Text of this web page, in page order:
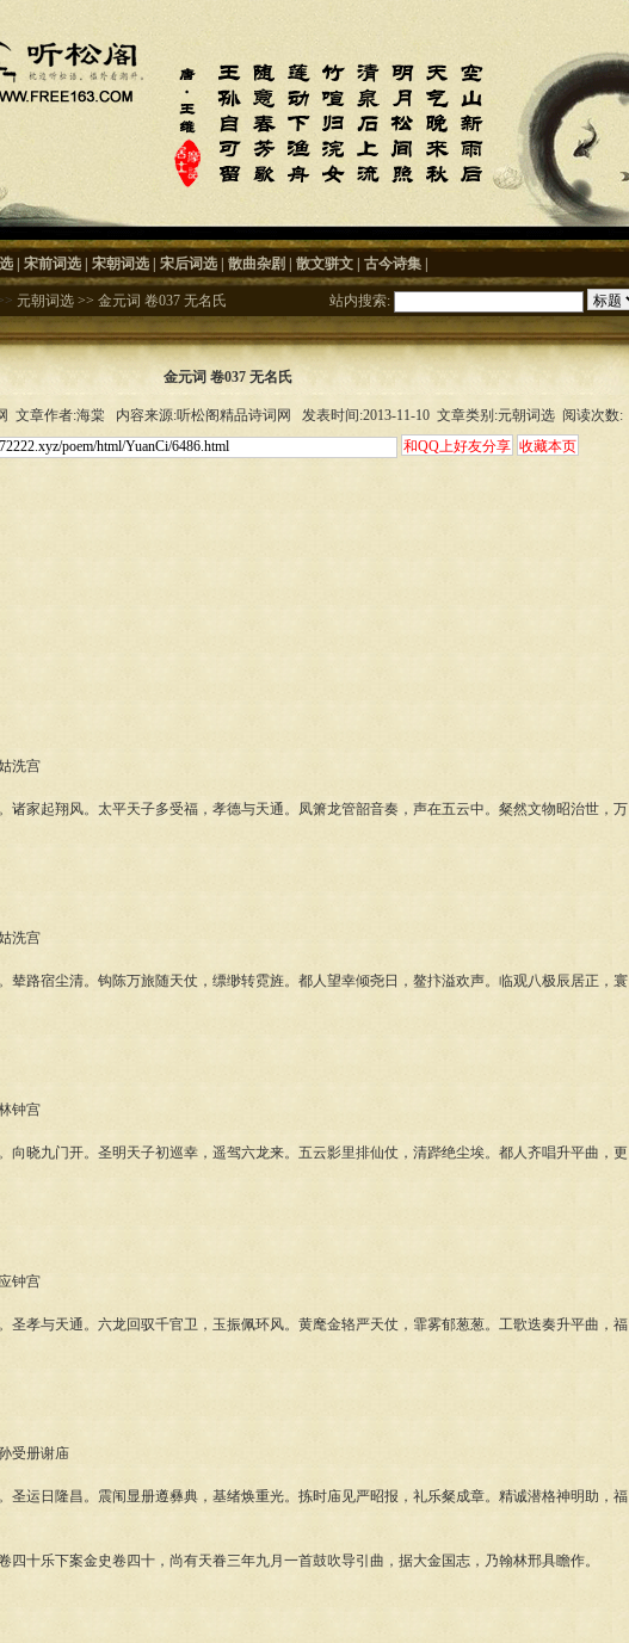
宋前词选 宋朝词选 宋后词选 散曲杂剧 散文骈文 古今诗集
元朝词选 >> 金元词 卷037 无名氏 站内搜索:
金元词 卷037 无名氏
文章作者:海棠 内容来源:听松阁精品诗词网 发表时间:2013-11-10 文章类别:元朝词选 阅读次数:
洗宫
家起翔风。太平天子多受福，孝德与天通。凤箫龙管韶音奏，声在五云中。粲然文物昭治世，万
洗宫
路宿尘清。钩陈万旅随天仗，缥缈转霓旌。都人望幸倾尧日，鳌抃溢欢声。临观八极辰居正，寰
钟宫
晓九门开。圣明天子初巡幸，遥驾六龙来。五云影里排仙仗，清跸绝尘埃。都人齐唱升平曲，更
钟宫
孝与天通。六龙回驭千官卫，玉振佩环风。黄麾金辂严天仗，霏雾郁葱葱。工歌迭奏升平曲，福
受册谢庙
运日隆昌。震闱显册遵彝典，基绪焕重光。拣时庙见严昭报，礼乐粲成章。精诚潜格神明助，福
十乐下案金史卷四十，尚有天眷三年九月一首鼓吹导引曲，据大金国志，乃翰林邢具瞻作。